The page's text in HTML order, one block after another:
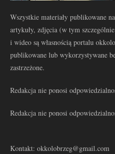
Wszystkie materiały publikowane
artykuły, zdjęcia (w tym
i wideo są własnością portalu
publikowane lub wykorzystywane
zastrzeżone.
Redakcja nie ponosi
Redakcja nie ponosi
Kontakt: okkolobrzeg@gmail.com